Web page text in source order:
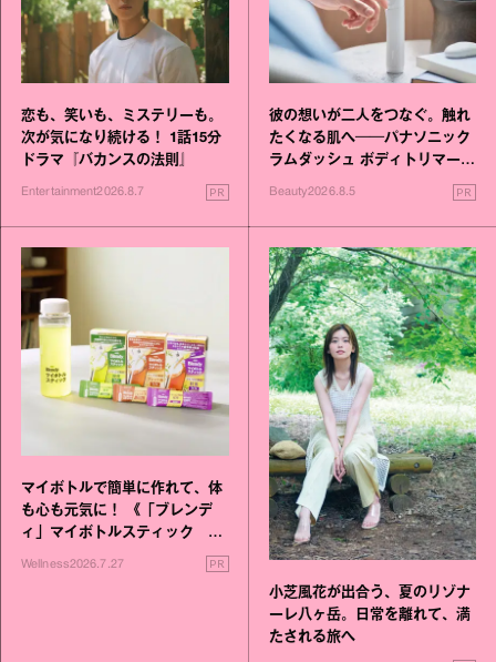
恋も、笑いも、ミステリーも。
次が気になり続ける！ 1話15分
ドラマ『バカンスの法則』
Entertainment2026.8.7 PR
彼の想いが二人をつなぐ。触れ
たくなる肌へ──パナソニック
ラムダッシュ ボディトリマーが
Beauty2026.8.5 PR
マイボトルで簡単に作れて、体
も心も元気に！ 《「ブレンデ
ィ」マイボトルスティック い
いこと毎日》シリーズが誕生
Wellness2026.7.27 PR
小芝風花が出合う、夏のリゾナ
ーレ八ヶ岳。日常を離れて、満
たされる旅へ